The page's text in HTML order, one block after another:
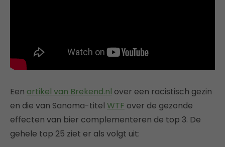
Een artikel van Brekend.nl over een racistisch gezin
en die van Sanoma-titel WTF over de gezonde
effecten van bier complementeren de top 3. De
gehele top 25 ziet er als volgt uit: